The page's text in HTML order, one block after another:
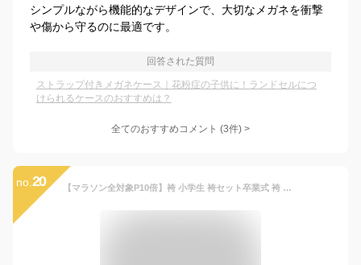
シンプルながら機能的なデザインで、大切なメガネを衝撃
や傷から守るのに最適です。
回答された質問
ストラップ付きメガネケース｜花粉症の子供に！ランドセルにつ
けられるケースのおすすめは？
全てのおすすめコメント (3件) >
no. 20 【マラソン全対象P10倍】袴 小学生 袴セット卒業式 袴 小学生 袴 男の子 ジュニア 袴セット 3点セット 選べる 着物 羽織 袴 紋付 羽織袴 卒業式 (全8色) 洗える 黄色 水色 白色 青色 赤色 黒色 ピンク色 購入 卒業 13詣り bn hakama-boy03